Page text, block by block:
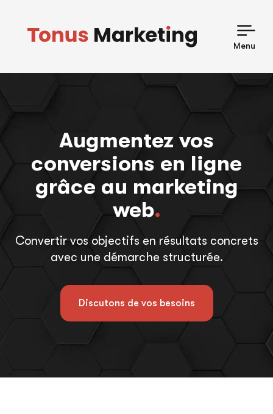
content
Menu
Augmentez vos
conversions en ligne
grâce au marketing
web.
Convertir vos objectifs en résultats concrets
avec une démarche structurée.
Discutons de vos besoins